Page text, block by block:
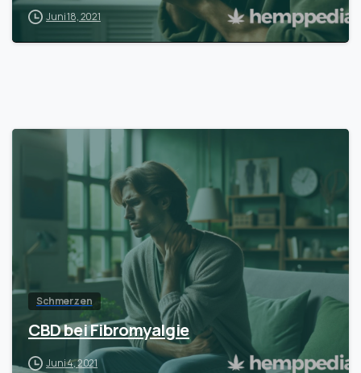
Juni 18, 2021
Schmerzen
CBD bei Fibromyalgie
Juni 4, 2021